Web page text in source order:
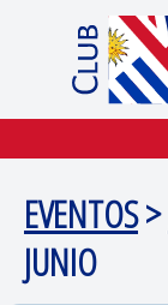
EVENTOS>
JUNIO